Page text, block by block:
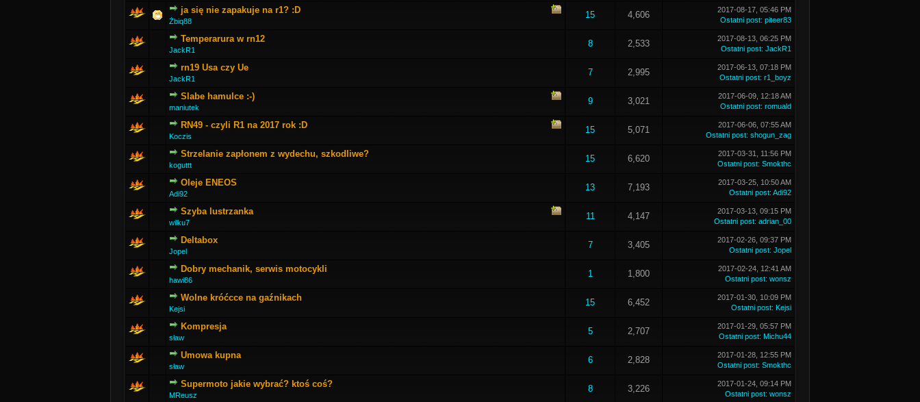
ja się nie zapakuje na r1? :D
Żbiq88
15 4,606
2017-08-17, 05:46 PM
Ostatni post: piteer83
Temperarura w rn12
JackR1
8 2,533
2017-08-13, 06:25 PM
Ostatni post: JackR1
rn19 Usa czy Ue
JackR1
7 2,995
2017-06-13, 07:18 PM
Ostatni post: r1_boyz
Slabe hamulce :-)
maniutek
9 3,021
2017-06-09, 12:18 AM
Ostatni post: romuald
RN49 - czyli R1 na 2017 rok :D
Koczis
15 5,071
2017-06-06, 07:55 AM
Ostatni post: shogun_zag
Strzelanie zapłonem z wydechu, szkodliwe?
koguttt
15 6,620
2017-03-31, 11:56 PM
Ostatni post: Smokthc
Oleje ENEOS
Adi92
13 7,193
2017-03-25, 10:50 AM
Ostatni post: Adi92
Szyba lustrzanka
wilku7
11 4,147
2017-03-13, 09:15 PM
Ostatni post: adrian_00
Deltabox
Jopel
7 3,405
2017-02-26, 09:37 PM
Ostatni post: Jopel
Dobry mechanik, serwis motocykli
hawi86
1 1,800
2017-02-24, 12:41 AM
Ostatni post: wonsz
Wolne króćcce na gaźnikach
Kejsi
15 6,452
2017-01-30, 10:09 PM
Ostatni post: Kejsi
Kompresja
sław
5 2,707
2017-01-29, 05:57 PM
Ostatni post: Michu44
Umowa kupna
sław
6 2,828
2017-01-28, 12:55 PM
Ostatni post: Smokthc
Supermoto jakie wybrać? ktoś coś?
MReusz
8 3,226
2017-01-24, 09:14 PM
Ostatni post: wonsz